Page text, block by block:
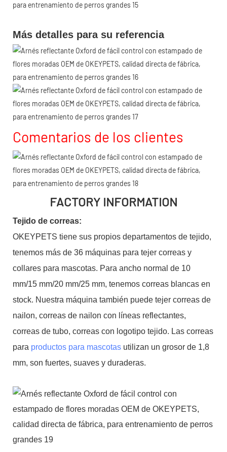
Más detalles para su referencia
Comentarios de los clientes
FACTORY INFORMATION
Tejido de correas:
OKEYPETS tiene sus propios departamentos de tejido,
tenemos más de 36 máquinas para tejer correas y
collares para mascotas. Para ancho normal de 10
mm/15 mm/20 mm/25 mm, tenemos correas blancas en
stock. Nuestra máquina también puede tejer correas de
nailon, correas de nailon con líneas reflectantes,
correas de tubo, correas con logotipo tejido. Las correas
para productos para mascotas utilizan un grosor de 1,8
mm, son fuertes, suaves y duraderas.